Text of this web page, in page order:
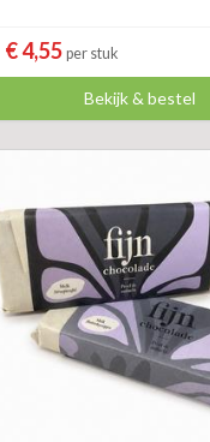
€ 4,55 per stuk
Bekijk & bestel